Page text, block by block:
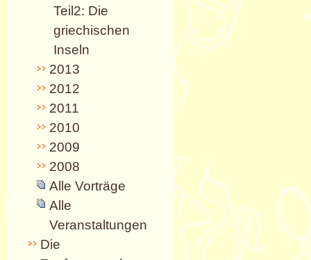
Teil2: Die
griechischen
Inseln
2013
2012
2011
2010
2009
2008
Alle Vorträge
Alle
Veranstaltungen
Die